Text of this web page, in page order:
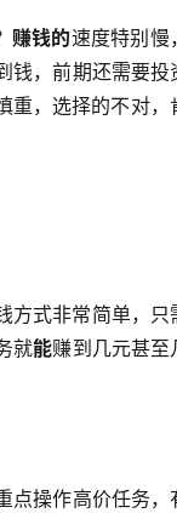
赚钱的速度特别慢
，前期还需要投
重，选择的不对，
方式非常简单，只
就能赚到几元甚至
点操作高价任务，